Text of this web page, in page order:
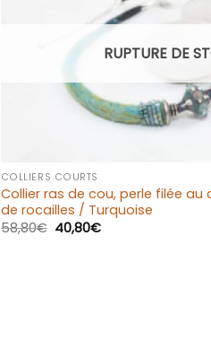
RUPTURE DE
COLLIERS COURTS
Collier ras de cou, perle filée au
de rocailles / Turquoise
58,80€ 40,80€